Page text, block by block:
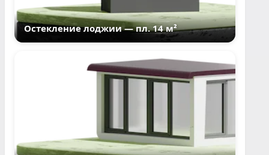
Остекление лоджии — пл. 14 м²